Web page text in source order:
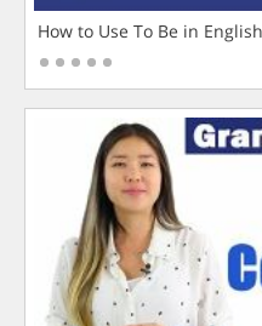
How to Use To Be in